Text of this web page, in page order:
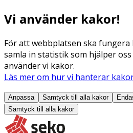
Vi använder kakor!
För att webbplatsen ska
samla in statistik som hjälper
använder vi kakor.
Läs mer om hur vi hanterar
Anpassa Samtyck till alla kakor
Samtyck till alla kakor